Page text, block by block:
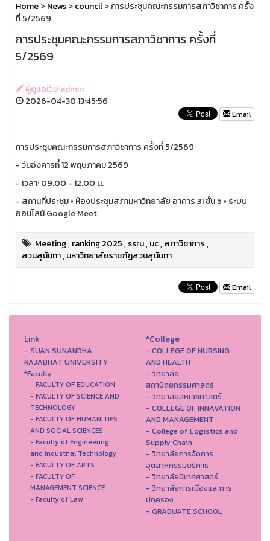
Home>News>council> การประชุมคณะกรรมการสภาวิชาการ ครั้ง
ที่ 5/2569
การประชุมคณะกรรมการสภาวิชาการ ครั้งที่
5/2569
ผู้ดูแลเว็บ admin
2026-04-30 13:45:56
Email
การประชุมคณะกรรมการสภาวิชาการ ครั้งที่ 5/2569
- วันอังคารที่ 12 พฤษภาคม 2569
- เวลา: 09.00 - 12.00 น.
- สถานที่ประชุม • ห้องประชุมสภามหาวิทยาลัย อาคาร 31 ชั้น 5 • ระบบ
ออนไลน์ Google Meet
Meeting,ranking 2025,ssru,uc,สภาวิชาการ,
สวนสุนันทา,มหาวิทยาลัยราชภัฏสวนสุนันทา
Email
Link
- SUAN SUNANDHA
RAJABHAT UNIVERSITY
*Faculty
- FACULTY OF EDUCATION
- FACULTY OF SCIENCE AND
TECHNOLOGY
- FACULTY OF HUMANITIES
AND SOCIAL SCIENCES
- Faculty of Engineering
and Industrial Technology
- FACULTY OF ARTS
- FACULTY OF
MANAGEMENT SCIENCE
- Faculty of Law
*College
- COLLEGE OF NURSING
AND HEALTH
- วิทยาลัย
สถาปัตยกรรมศาสตร์
- วิทยาลัยสหเวชศาสตร์
- COLLEGE OF INNAVATION
AND MANAGEMENT
- College of Logistics and
Supply Chain
- วิทยาลัยการจัดการ
อุตสาหกรรมบริการ
- วิทยาลัยนิเทศศาสตร์
- วิทยาลัยการเมืองและการ
ปกครอง
- GRADUATE SCHOOL